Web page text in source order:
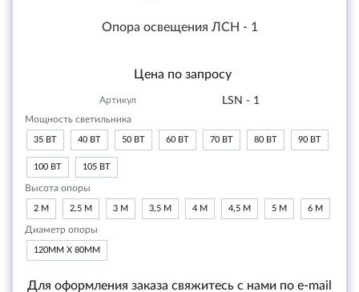
Опора освещения ЛСН - 1
Цена по запросу
Артикул LSN - 1
Мощность светильника
35 ВТ 40 ВТ 50 ВТ 60 ВТ 70 ВТ 80 ВТ 90 ВТ
100 ВТ 105 ВТ
Высота опоры
2 М 2,5 М 3 М 3,5 М 4 М 4,5 М 5 М 6 М
Диаметр опоры
120ММ Х 80ММ
Для оформления заказа свяжитесь с нами по e-mail